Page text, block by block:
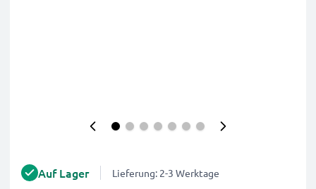
Auf Lager Lieferung: 2-3 Werktage